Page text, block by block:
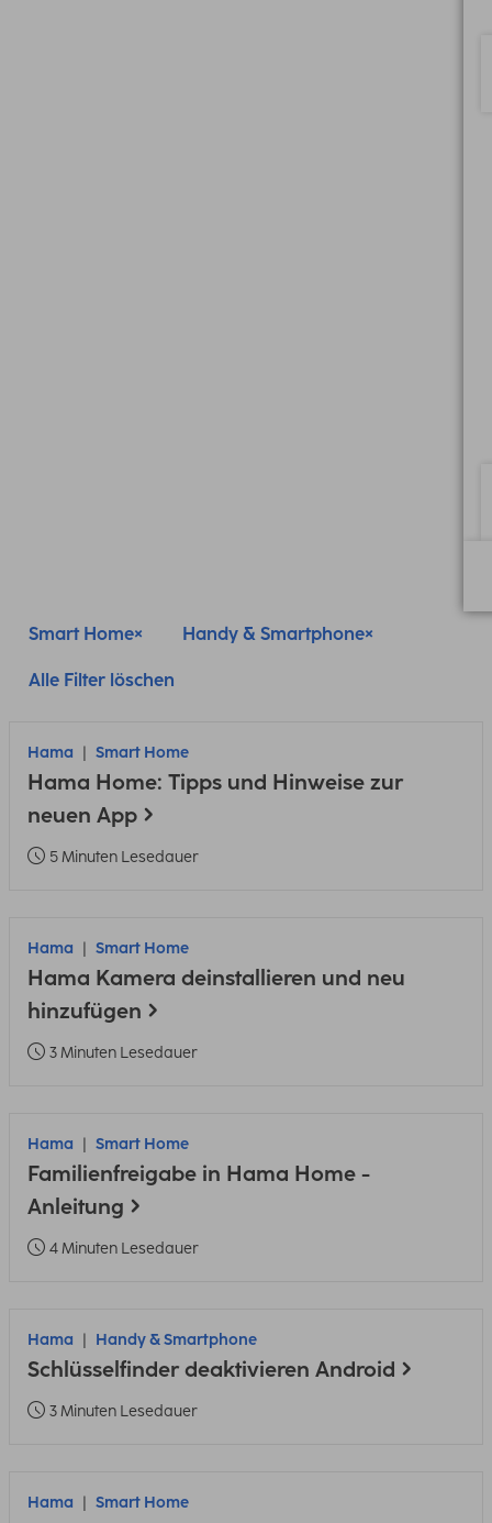
Smart Home Handy & Smartphone
Alle Filter löschen
Hama Smart Home
Hama Home: Tipps und Hinweise zur
neuen App
5 Minuten Lesedauer
Hama Smart Home
Hama Kamera deinstallieren und neu
hinzufügen
3 Minuten Lesedauer
Hama Smart Home
Familienfreigabe in Hama Home -
Anleitung
4 Minuten Lesedauer
Hama Handy & Smartphone
Schlüsselfinder deaktivieren Android
3 Minuten Lesedauer
Hama Smart Home